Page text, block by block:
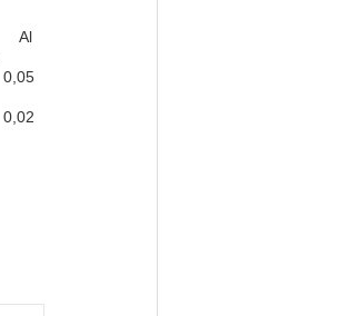
Al
0,05
0,02